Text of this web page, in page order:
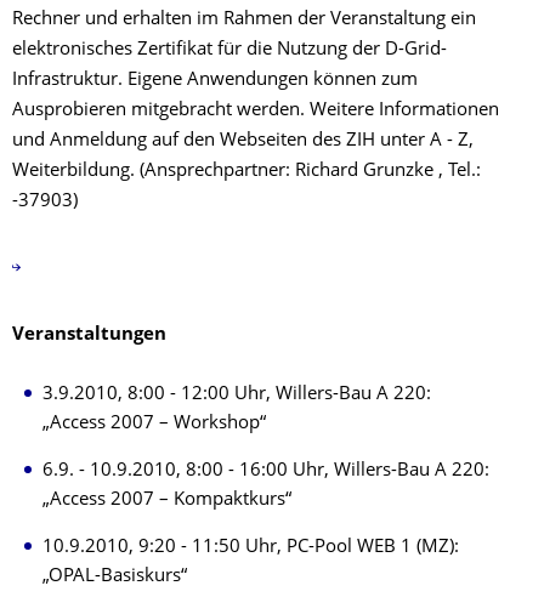
Rechner und erhalten im Rahmen der Veranstaltung ein
elektronisches Zertifikat für die Nutzung der D-Grid-
Infrastruktur. Eigene Anwendungen können zum
Ausprobieren mitgebracht werden. Weitere Informationen
und Anmeldung auf den Webseiten des ZIH unter A - Z,
Weiterbildung. (Ansprechpartner: Richard Grunzke , Tel.:
-37903)
Veranstaltungen
3.9.2010, 8:00 - 12:00 Uhr, Willers-Bau A 220:
„Access 2007 – Workshop“
6.9. - 10.9.2010, 8:00 - 16:00 Uhr, Willers-Bau A 220:
„Access 2007 – Kompaktkurs“
10.9.2010, 9:20 - 11:50 Uhr, PC-Pool WEB 1 (MZ):
„OPAL-Basiskurs“